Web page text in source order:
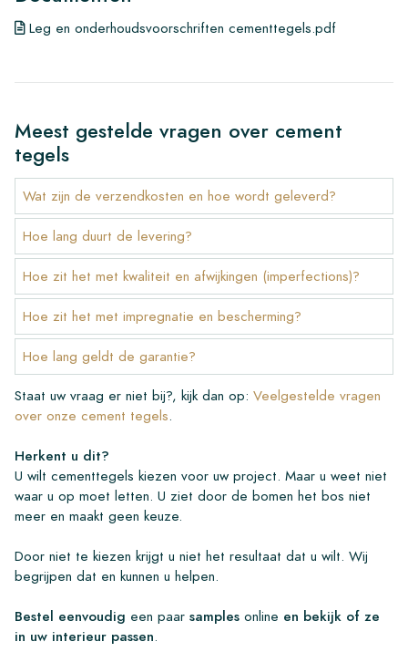
Leg en onderhoudsvoorschriften cementtegels.pdf
Meest gestelde vragen over cement
tegels
Wat zijn de verzendkosten en hoe wordt geleverd?
Hoe lang duurt de levering?
Hoe zit het met kwaliteit en afwijkingen (imperfections)?
Hoe zit het met impregnatie en bescherming?
Hoe lang geldt de garantie?
Staat uw vraag er niet bij?, kijk dan op: Veelgestelde vragen
over onze cement tegels.
Herkent u dit?
U wilt cementtegels kiezen voor uw project. Maar u weet niet
waar u op moet letten. U ziet door de bomen het bos niet
meer en maakt geen keuze.
Door niet te kiezen krijgt u niet het resultaat dat u wilt. Wij
begrijpen dat en kunnen u helpen.
Bestel eenvoudig een paar samples online en bekijk of ze
in uw interieur passen.